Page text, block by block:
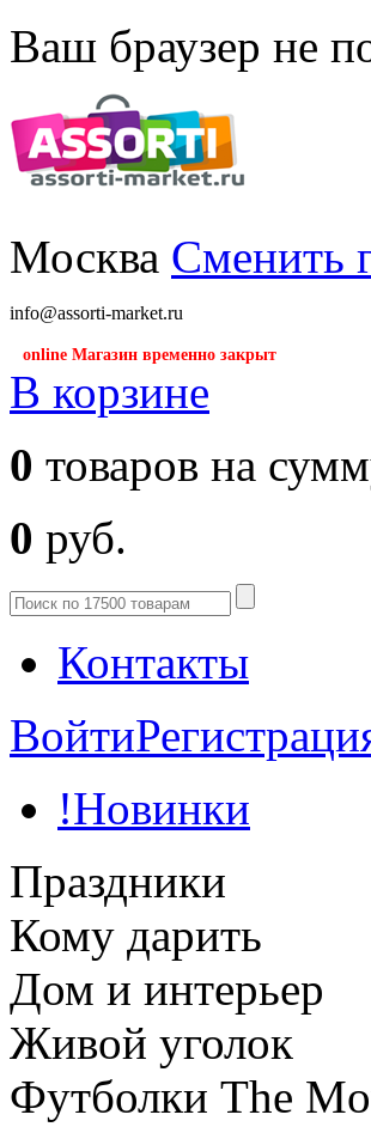
Ваш браузер не
Москва Сменить
info@assorti-market.ru
online Магазин временно закрыт
В корзине
0 товаров на
0 руб.
Контакты
Войти
!Новинки
Праздники
Кому дарить
Дом и интерьер
Живой уголок
Футболки The